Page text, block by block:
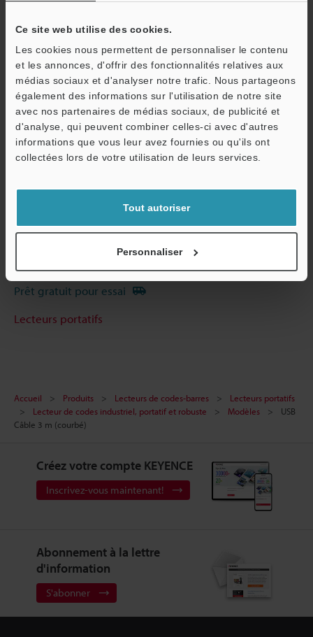
Ce site web utilise des cookies.
Les cookies nous permettent de personnaliser le contenu
et les annonces, d'offrir des fonctionnalités relatives aux
médias sociaux et d'analyser notre trafic. Nous partageons
également des informations sur l'utilisation de notre site
avec nos partenaires de médias sociaux, de publicité et
d'analyse, qui peuvent combiner celles-ci avec d'autres
informations que vous leur avez fournies ou qu'ils ont
collectées lors de votre utilisation de leurs services.
Tout autoriser
Personnaliser
Télécharger le catalogue
Guides techniques
Fiche technique (PDF)
CAO / CAE
Posez vos questions
Prêt gratuit pour essai
Lecteurs portatifs
Accueil Produits Lecteurs de codes-barres
Lecteurs portatifs
Lecteur de codes industriel, portatif et robuste
Modèles
USB
Câble 3 m (courbé)
Créez votre compte KEYENCE
Inscrivez-vous maintenant!
Abonnement à la lettre
d'information
S'abonner